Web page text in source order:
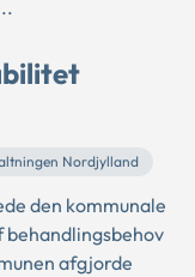
Nordjylland
den kommunale
afgjorde